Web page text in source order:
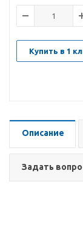
Купить в 1
Описание
Задать